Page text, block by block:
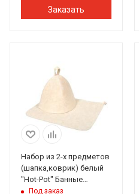
Заказать
Набор из 2-х предметов
(шапка,коврик) белый
"Hot-Pot" Банные
штучки
Под заказ